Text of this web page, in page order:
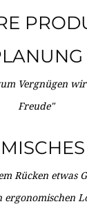
Vergnügen
Freude"
Rücken etwas
ergonomischen